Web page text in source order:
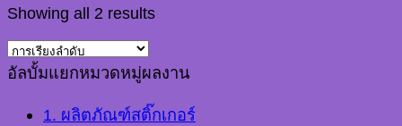
Showing all 2 results
อัลบั้มแยกหมวดหมู่ผลงาน
1. ผลิตภัณฑ์สติ๊กเกอร์